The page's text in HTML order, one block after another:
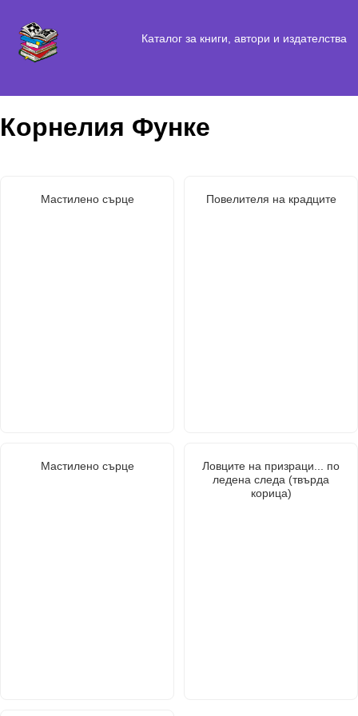
Каталог за книги, автори и издателства
Корнелия Функе
Мастилено сърце Повелителя на крадците
Мастилено сърце
Ловците на призраци... по
ледена следа (твърда
корица)